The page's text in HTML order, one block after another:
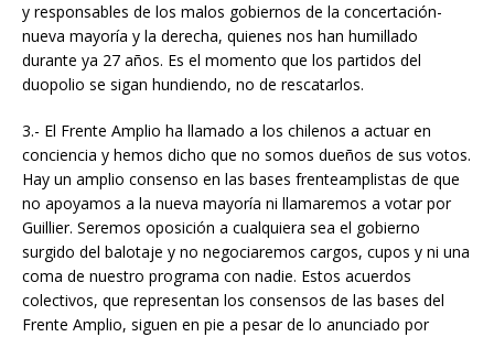
y responsables de los malos gobiernos de la concertación-
nueva mayoría y la derecha, quienes nos han humillado
durante ya 27 años. Es el momento que los partidos del
duopolio se sigan hundiendo, no de rescatarlos.
3.- El Frente Amplio ha llamado a los chilenos a actuar en
conciencia y hemos dicho que no somos dueños de sus votos.
Hay un amplio consenso en las bases frenteamplistas de que
no apoyamos a la nueva mayoría ni llamaremos a votar por
Guillier. Seremos oposición a cualquiera sea el gobierno
surgido del balotaje y no negociaremos cargos, cupos y ni una
coma de nuestro programa con nadie. Estos acuerdos
colectivos, que representan los consensos de las bases del
Frente Amplio, siguen en pie a pesar de lo anunciado por